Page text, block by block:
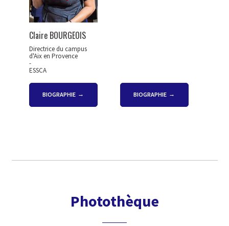
Claire BOURGEOIS
Directrice du campus
d'Aix en Provence
-
ESSCA
BIOGRAPHIE BIOGRAPHIE
Photothèque